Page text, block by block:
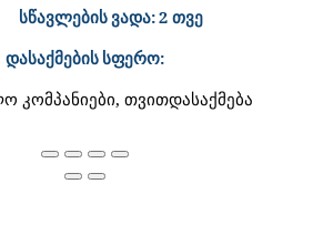
სწავლების ვადა:2 თვე
დასაქმების სფერო:
კომპანიები, თვითდასაქმება